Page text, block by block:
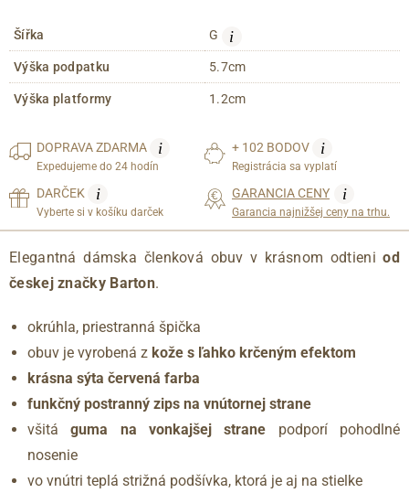
Šířka G i
Výška podpatku 5.7cm
Výška platformy 1.2cm
DOPRAVAZDARMA i
Expedujeme do 24 hodín
+ 102 BODOV i
Registrácia sa vyplatí
DARČEK i
Vyberte si v košíku darček
GARANCIA CENY i
Garancia najnižšej ceny na trhu.
Elegantná dámska členková obuv v krásnom odtieniod
českej značky Barton.
okrúhla, priestranná špička
obuv je vyrobená z kože s ľahko krčeným efektom
krásna sýta červená farba
funkčný postranný zips na vnútornej strane
všitáguma na vonkajšej strane podporí pohodlné
nosenie
vo vnútri teplá strižná podšívka, ktorá je aj na stielke